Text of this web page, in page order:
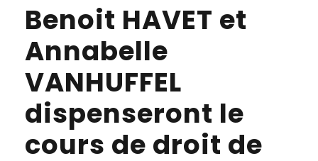
Benoit HAVET et
Annabelle
VANHUFFEL
dispenseront le
cours de droit de